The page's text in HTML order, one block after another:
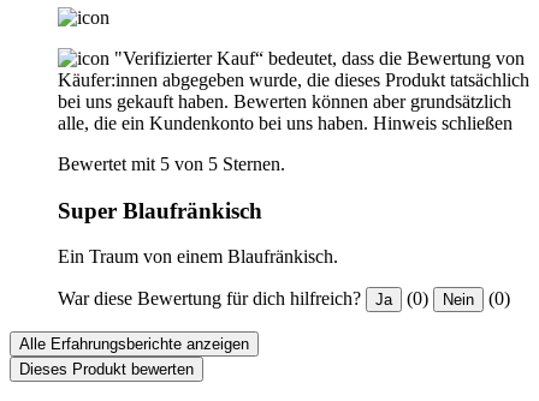
"Verifizierter Kauf“ bedeutet, dass die Bewertung von
Käufer:innen abgegeben wurde, die dieses Produkt tatsächlich
bei uns gekauft haben. Bewerten können aber grundsätzlich
alle, die ein Kundenkonto bei uns haben. Hinweis schließen
Bewertet mit 5 von 5 Sternen.
Super Blaufränkisch
Ein Traum von einem Blaufränkisch.
War diese Bewertung für dich hilfreich? Ja (0) Nein (0)
Alle Erfahrungsberichte anzeigen
Dieses Produkt bewerten